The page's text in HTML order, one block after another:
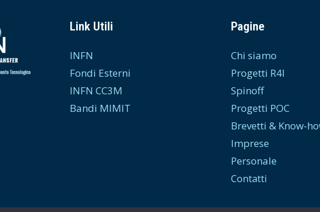
Link Utili
INFN
Fondi Esterni
INFN CC3M
Bandi MIMIT
Pagine
Chi siamo
Progetti R4I
Spinoff
Progetti POC
Brevetti & Know-
Imprese
Personale
Contatti